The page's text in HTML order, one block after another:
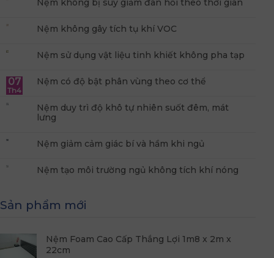
Nệm không bị suy giảm đàn hồi theo thời gian
Nệm không gây tích tụ khí VOC
Nệm sử dụng vật liệu tinh khiết không pha tạp
07
Th4
Nệm có độ bật phân vùng theo cơ thể
Nệm duy trì độ khô tự nhiên suốt đêm, mát
lưng
Nệm giảm cảm giác bí và hầm khi ngủ
Nệm tạo môi trường ngủ không tích khí nóng
Sản phẩm mới
Nệm Foam Cao Cấp Thắng Lợi 1m8 x 2m x
22cm